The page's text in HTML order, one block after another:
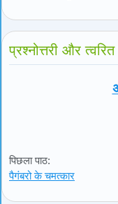
प्रश्नोत्तरी और
पिछला पाठ:
पैगंबरो के चमत्कार